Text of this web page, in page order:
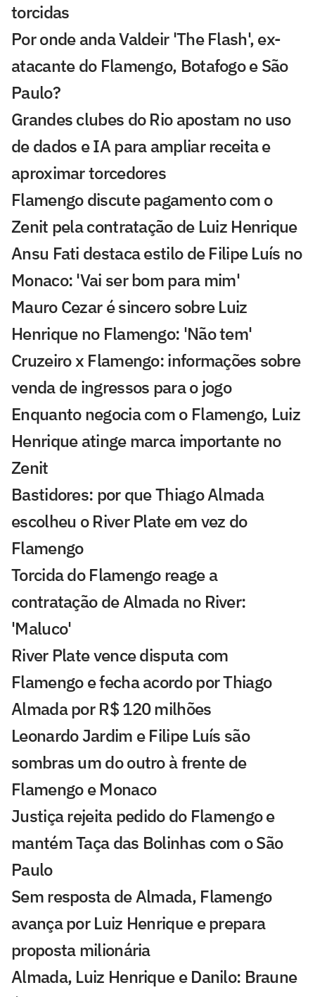
torcidas
Por onde anda Valdeir 'The Flash', ex-
atacante do Flamengo, Botafogo e São
Paulo?
Grandes clubes do Rio apostam no uso
de dados e IA para ampliar receita e
aproximar torcedores
Flamengo discute pagamento com o
Zenit pela contratação de Luiz Henrique
Ansu Fati destaca estilo de Filipe Luís no
Monaco: 'Vai ser bom para mim'
Mauro Cezar é sincero sobre Luiz
Henrique no Flamengo: 'Não tem'
Cruzeiro x Flamengo: informações sobre
venda de ingressos para o jogo
Enquanto negocia com o Flamengo, Luiz
Henrique atinge marca importante no
Zenit
Bastidores: por que Thiago Almada
escolheu o River Plate em vez do
Flamengo
Torcida do Flamengo reage a
contratação de Almada no River:
'Maluco'
River Plate vence disputa com
Flamengo e fecha acordo por Thiago
Almada por R$ 120 milhões
Leonardo Jardim e Filipe Luís são
sombras um do outro à frente de
Flamengo e Monaco
Justiça rejeita pedido do Flamengo e
mantém Taça das Bolinhas com o São
Paulo
Sem resposta de Almada, Flamengo
avança por Luiz Henrique e prepara
proposta milionária
Almada, Luiz Henrique e Danilo: Braune